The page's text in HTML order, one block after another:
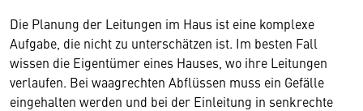
Die Planung der Leitungen im Haus ist eine komplexe
Aufgabe, die nicht zu unterschätzen ist. Im besten Fall
wissen die Eigentümer eines Hauses, wo ihre Leitungen
verlaufen. Bei waagrechten Abflüssen muss ein Gefälle
eingehalten werden und bei der Einleitung in senkrechte